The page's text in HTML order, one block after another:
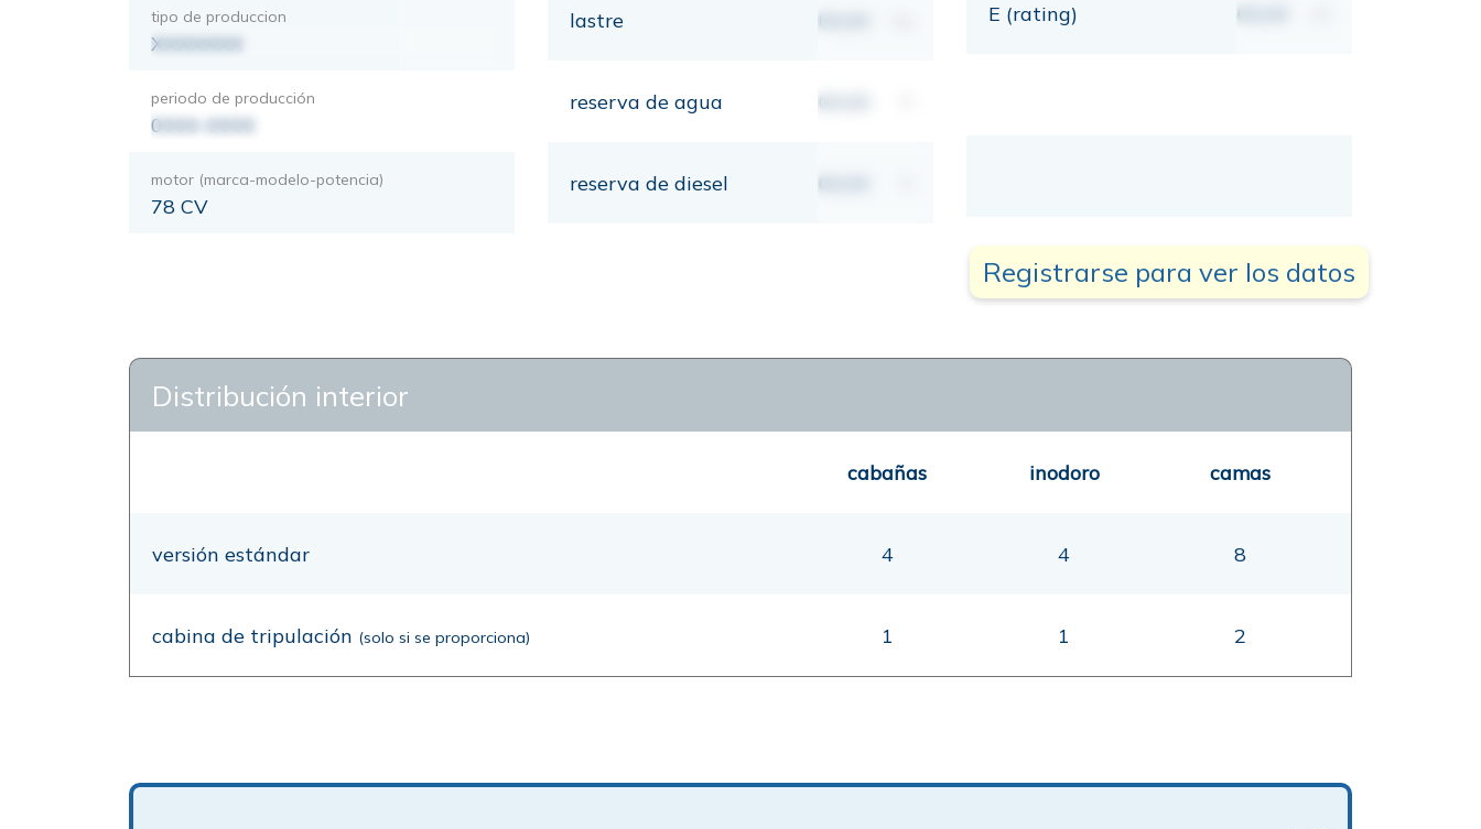
tipo de produccion
XXXXXXX
periodo de producción
0000-0000
motor (marca-modelo-potencia)
78 CV
lastre 00,00
reserva de agua 00,00
reserva de diesel 00,00
E (rating) 00,00
Registrarse para ver los datos
Distribución interior
cabañas inodoro camas
versión estándar 4 4 8
cabina de tripulación (solo si se proporciona) 1 1 2